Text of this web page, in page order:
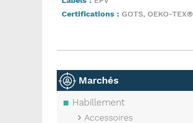
Certifications : GOTS, OEKO-TEX®
Marchés
Habillement
Accessoires